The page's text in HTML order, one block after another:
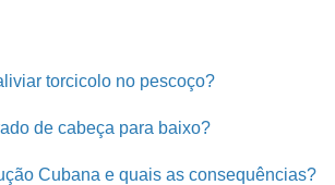
torcicolo no pescoço?
de cabeça para baixo?
Cubana e quais as consequências?